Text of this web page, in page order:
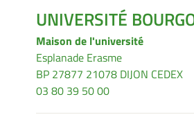
UNIVERSITÉ
Maison de l'université
Esplanade Erasme
BP 27877 21078 DIJON CEDEX
03 80 39 50 00